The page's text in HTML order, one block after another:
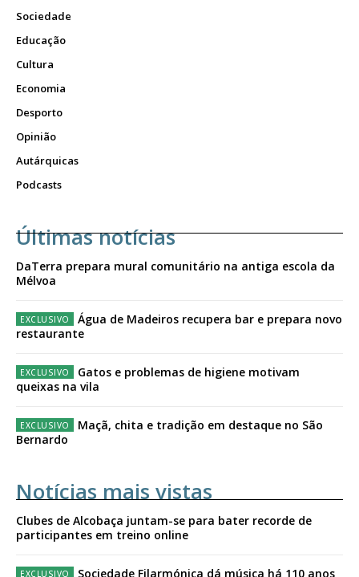
Sociedade
Educação
Cultura
Economia
Desporto
Opinião
Autárquicas
Podcasts
Últimas notícias
DaTerra prepara mural comunitário na antiga escola da
Mélvoa
Água de Madeiros recupera bar e prepara novo
restaurante
Gatos e problemas de higiene motivam
queixas na vila
Maçã, chita e tradição em destaque no São
Bernardo
Notícias mais vistas
Clubes de Alcobaça juntam-se para bater recorde de
participantes em treino online
Sociedade Filarmónica dá música há 110 anos